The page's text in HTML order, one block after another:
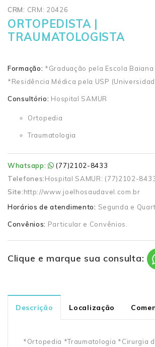
CRM: CRM: 20426
ORTOPEDISTA |
TRAUMATOLOGISTA
Formação: *Graduação pela Escola
*Residência Médica pela USP
Consultório: Hospital SAMUR
Ortopedia
Traumatologia
Whatsapp:
(77)2102-8433
Telefones:Hospital SAMUR: (77)2102-
Site:http://www.joelhosaudavel.com.br
Horários de atendimento: Segunda e
Convênios: Particular e Convênios.
Clique e marque sua consulta:
Descrição Localização
*Ortopedia *Traumatologia *Cirurgia